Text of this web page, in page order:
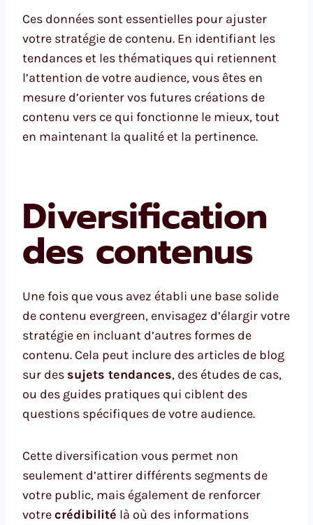
Ces données sont essentielles pour ajuster
votre stratégie de contenu. En identifiant les
tendances et les thématiques qui retiennent
l’attention de votre audience, vous êtes en
mesure d’orienter vos futures créations de
contenu vers ce qui fonctionne le mieux, tout
en maintenant la qualité et la pertinence.
Diversification
des contenus
Une fois que vous avez établi une base solide
de contenu evergreen, envisagez d’élargir votre
stratégie en incluant d’autres formes de
contenu. Cela peut inclure des articles de blog
sur des sujets tendances, des études de cas,
ou des guides pratiques qui ciblent des
questions spécifiques de votre audience.
Cette diversification vous permet non
seulement d’attirer différents segments de
votre public, mais également de renforcer
votrecrédibilité là où des informations